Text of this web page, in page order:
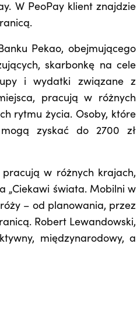
W PeoPay klient znajdzie
Pekao, obejmującego
skarbonkę na cele
i wydatki związane z
pracują w różnych
rytmu życia. Osoby, które
zyskać do 2700 zł
w różnych krajach,
„Ciekawi świata. Mobilni w
– od planowania, przez
Robert Lewandowski,
międzynarodowy, a